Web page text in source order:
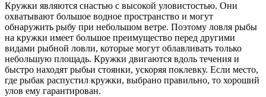
Кружки являются снастью с высокой уловистостью. Они
охватывают большое водное пространство и могут
обнаружить рыбу при небольшом ветре. Поэтому ловля рыбы
на кружки имеет большое преимущество перед другими
видами рыбной ловли, которые могут облавливать только
небольшую площадь. Кружки двигаются вдоль течения и
быстро находят рыбьи стоянки, ускоряя поклевку. Если место,
где рыбак раcпустил кружки, выбрано правильно, то хороший
улов ему гарантирован.